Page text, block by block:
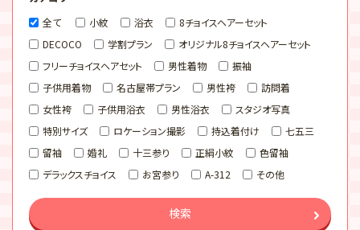
全て 小紋 浴衣
8チョイスヘアーセット
DECOCO
学割プラン
オリジナル8チョイスヘアーセット
フリーチョイスヘアセット
男性着物
振袖
子供用着物
名古屋帯プラン 男性袴
訪問着
女性袴
子供用浴衣 男性浴衣
スタジオ写真
特別サイズ
ロケーション撮影 持込着付け
七五三
留袖
婚礼 十三参り 正絹小紋
色留袖
デラックスチョイス
お宮参り A-312 その他
検索